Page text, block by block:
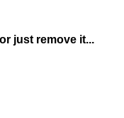
just remove it...